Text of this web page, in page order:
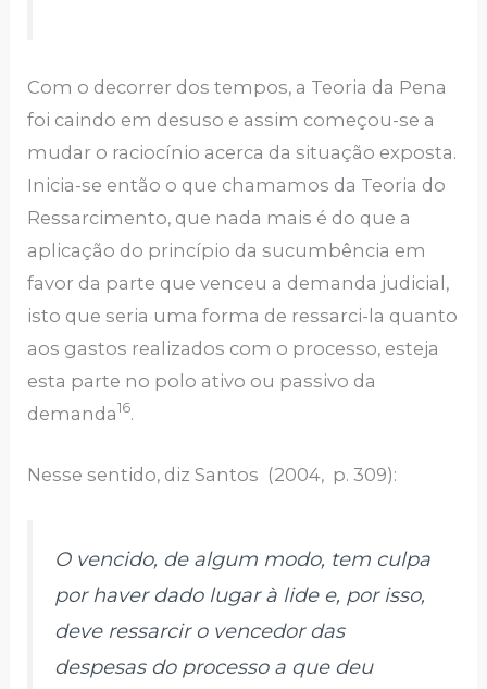
Com o decorrer dos tempos, a Teoria da Pena
foi caindo em desuso e assim começou-se a
mudar o raciocínio acerca da situação exposta.
Inicia-se então o que chamamos da Teoria do
Ressarcimento, que nada mais é do que a
aplicação do princípio da sucumbência em
favor da parte que venceu a demanda judicial,
isto que seria uma forma de ressarci-la quanto
aos gastos realizados com o processo, esteja
esta parte no polo ativo ou passivo da
demanda16.
Nesse sentido, diz Santos (2004, p. 309):
O vencido, de algum modo, tem culpa
por haver dado lugar à lide e, por isso,
deve ressarcir o vencedor das
despesas do processo a que deu